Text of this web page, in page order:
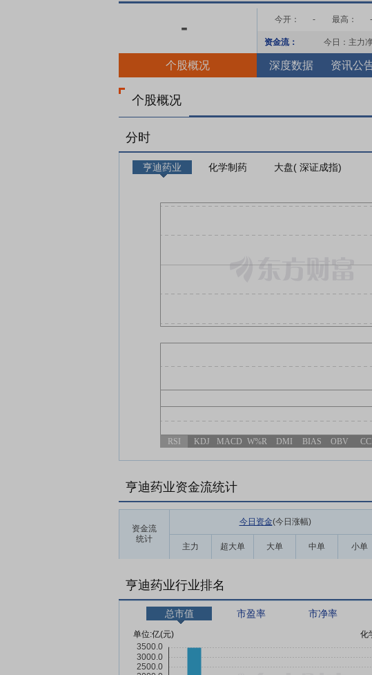
- 今开： - 最高： -
资金流： 今日：主力
个股概况 深度数据 资讯公
个股概况
分时
亨迪药业 化学制药 大盘( 深证成指)
RSI KDJ MACD W%R DMI BIAS OBV CCI
亨迪药业资金流统计
资金流
统计
今日资金(今日涨幅)
主力 超大单 大单 中单 小单
亨迪药业行业排名
总市值 市盈率 市净率
单位:亿(元) 化